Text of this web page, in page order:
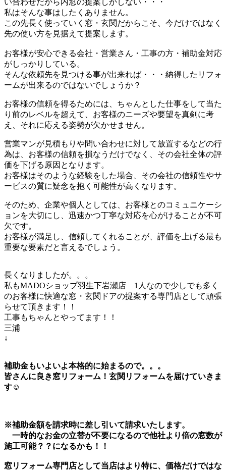
い合わせだから内窓の提案しかしない・・・
私はそんな事はしたくありません。
この先長く使っていく窓・玄関だからこそ、今だけではなく
先の使い方を見据えて提案します。
お客様が安心できる会社・営業さん・工事の方・補助金対応
がしっかりしている。
そんな依頼先を見つける事が出来れば・・・納得したリフォ
ームが出来るのではないでしょうか？
お客様の信頼を得るためには、ちゃんとした仕事をして当た
り前のレベルを超えて、お客様のニーズや要望を真剣に考
え、それに応える姿勢が欠かせません。
営業マンが見積もりや問い合わせに対して放置するなどの行
為は、お客様の信頼を損なうだけでなく、その会社全体の評
価を下げる原因となります。
お客様はそのような経験をした場合、その会社の信頼性やサ
ービスの質に疑念を抱く可能性が高くなります。
そのため、企業や個人としては、お客様とのコミュニケーシ
ョンを大切にし、迅速かつ丁寧な対応を心がけることが不可
欠です。
お客様が満足し、信頼してくれることが、評価を上げる最も
重要な要素だと言えるでしょう。
長くなりましたが。。。
私もMADOショップ羽生下岩瀬店 1人なので少しでも多く
のお客様に快適な窓・玄関ドアの提案する専門店として頑張
らせて頂きます！！
工事もちゃんとやってます！！
三浦
↓
補助金もいよいよ本格的に始まるので。。。
皆さんに良き窓リフォーム！玄関リフォームを届けていきま
す☺
※補助金額を請求時に差し引いて請求いたします。
一時的なお金の立替が不要になるので他社より倍の窓数が
施工可能？？になるかも！！
窓リフォーム専門店として当店はより特に、価格だけではな